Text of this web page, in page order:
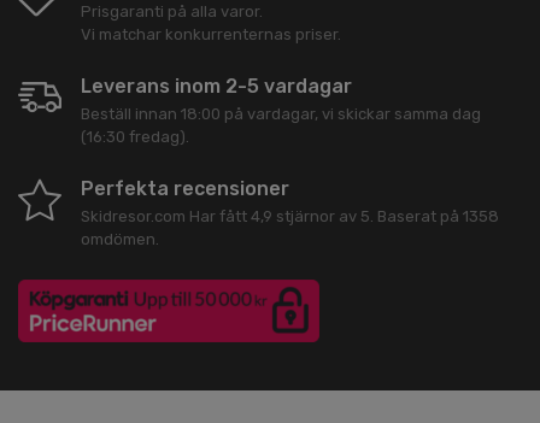
Prisgaranti på alla varor.
Vi matchar konkurrenternas priser.
Leverans inom 2-5 vardagar
Beställ innan 18:00 på vardagar, vi skickar samma dag
(16:30 fredag).
Perfekta recensioner
Skidresor.com Har fått 4,9 stjärnor av 5 . Baserat på 1358
omdömen.